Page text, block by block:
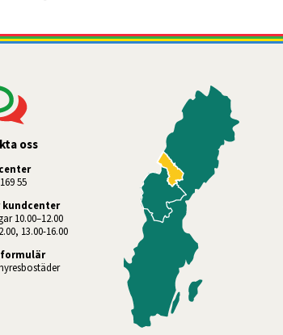
oss
55
10.00–12.00
13.00-16.00